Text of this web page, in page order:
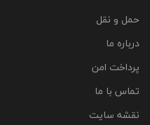
حمل و نقل
درباره ما
پرداخت امن
تماس با ما
نقشه سایت